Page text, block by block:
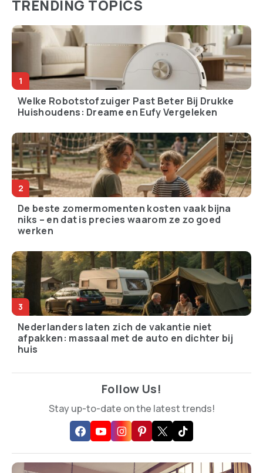
TRENDING TOPICS
Welke Robotstofzuiger Past Beter Bij Drukke
Huishoudens: Dreame en Eufy Vergeleken
De beste zomermomenten kosten vaak bijna
niks – en dat is precies waarom ze zo goed
werken
Nederlanders laten zich de vakantie niet
afpakken: massaal met de auto en dichter bij
huis
Follow Us!
Stay up-to-date on the latest trends!